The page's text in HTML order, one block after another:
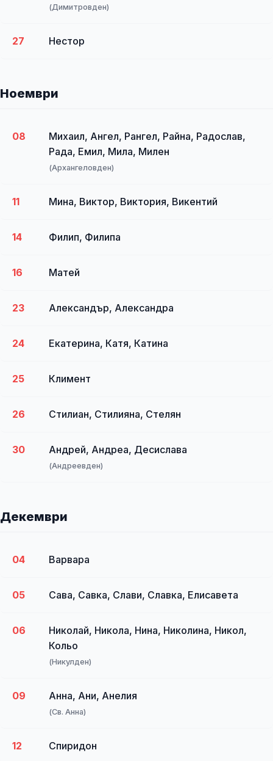
(Димитровден)
27 Нестор
Ноември
08
Михаил, Ангел, Рангел, Райна, Радослав,
Рада, Емил, Мила, Милен
(Архангеловден)
11 Мина, Виктор, Виктория, Викентий
14 Филип, Филипа
16 Матей
23 Александър, Александра
24 Екатерина, Катя, Катина
25 Климент
26 Стилиан, Стилияна, Стелян
30 Андрей, Андреа, Десислава
(Андреевден)
Декември
04 Варвара
05 Сава, Савка, Слави, Славка, Елисавета
06
Николай, Никола, Нина, Николина, Никол,
Кольо
(Никулден)
09 Анна, Ани, Анелия
(Св. Анна)
12 Спиридон